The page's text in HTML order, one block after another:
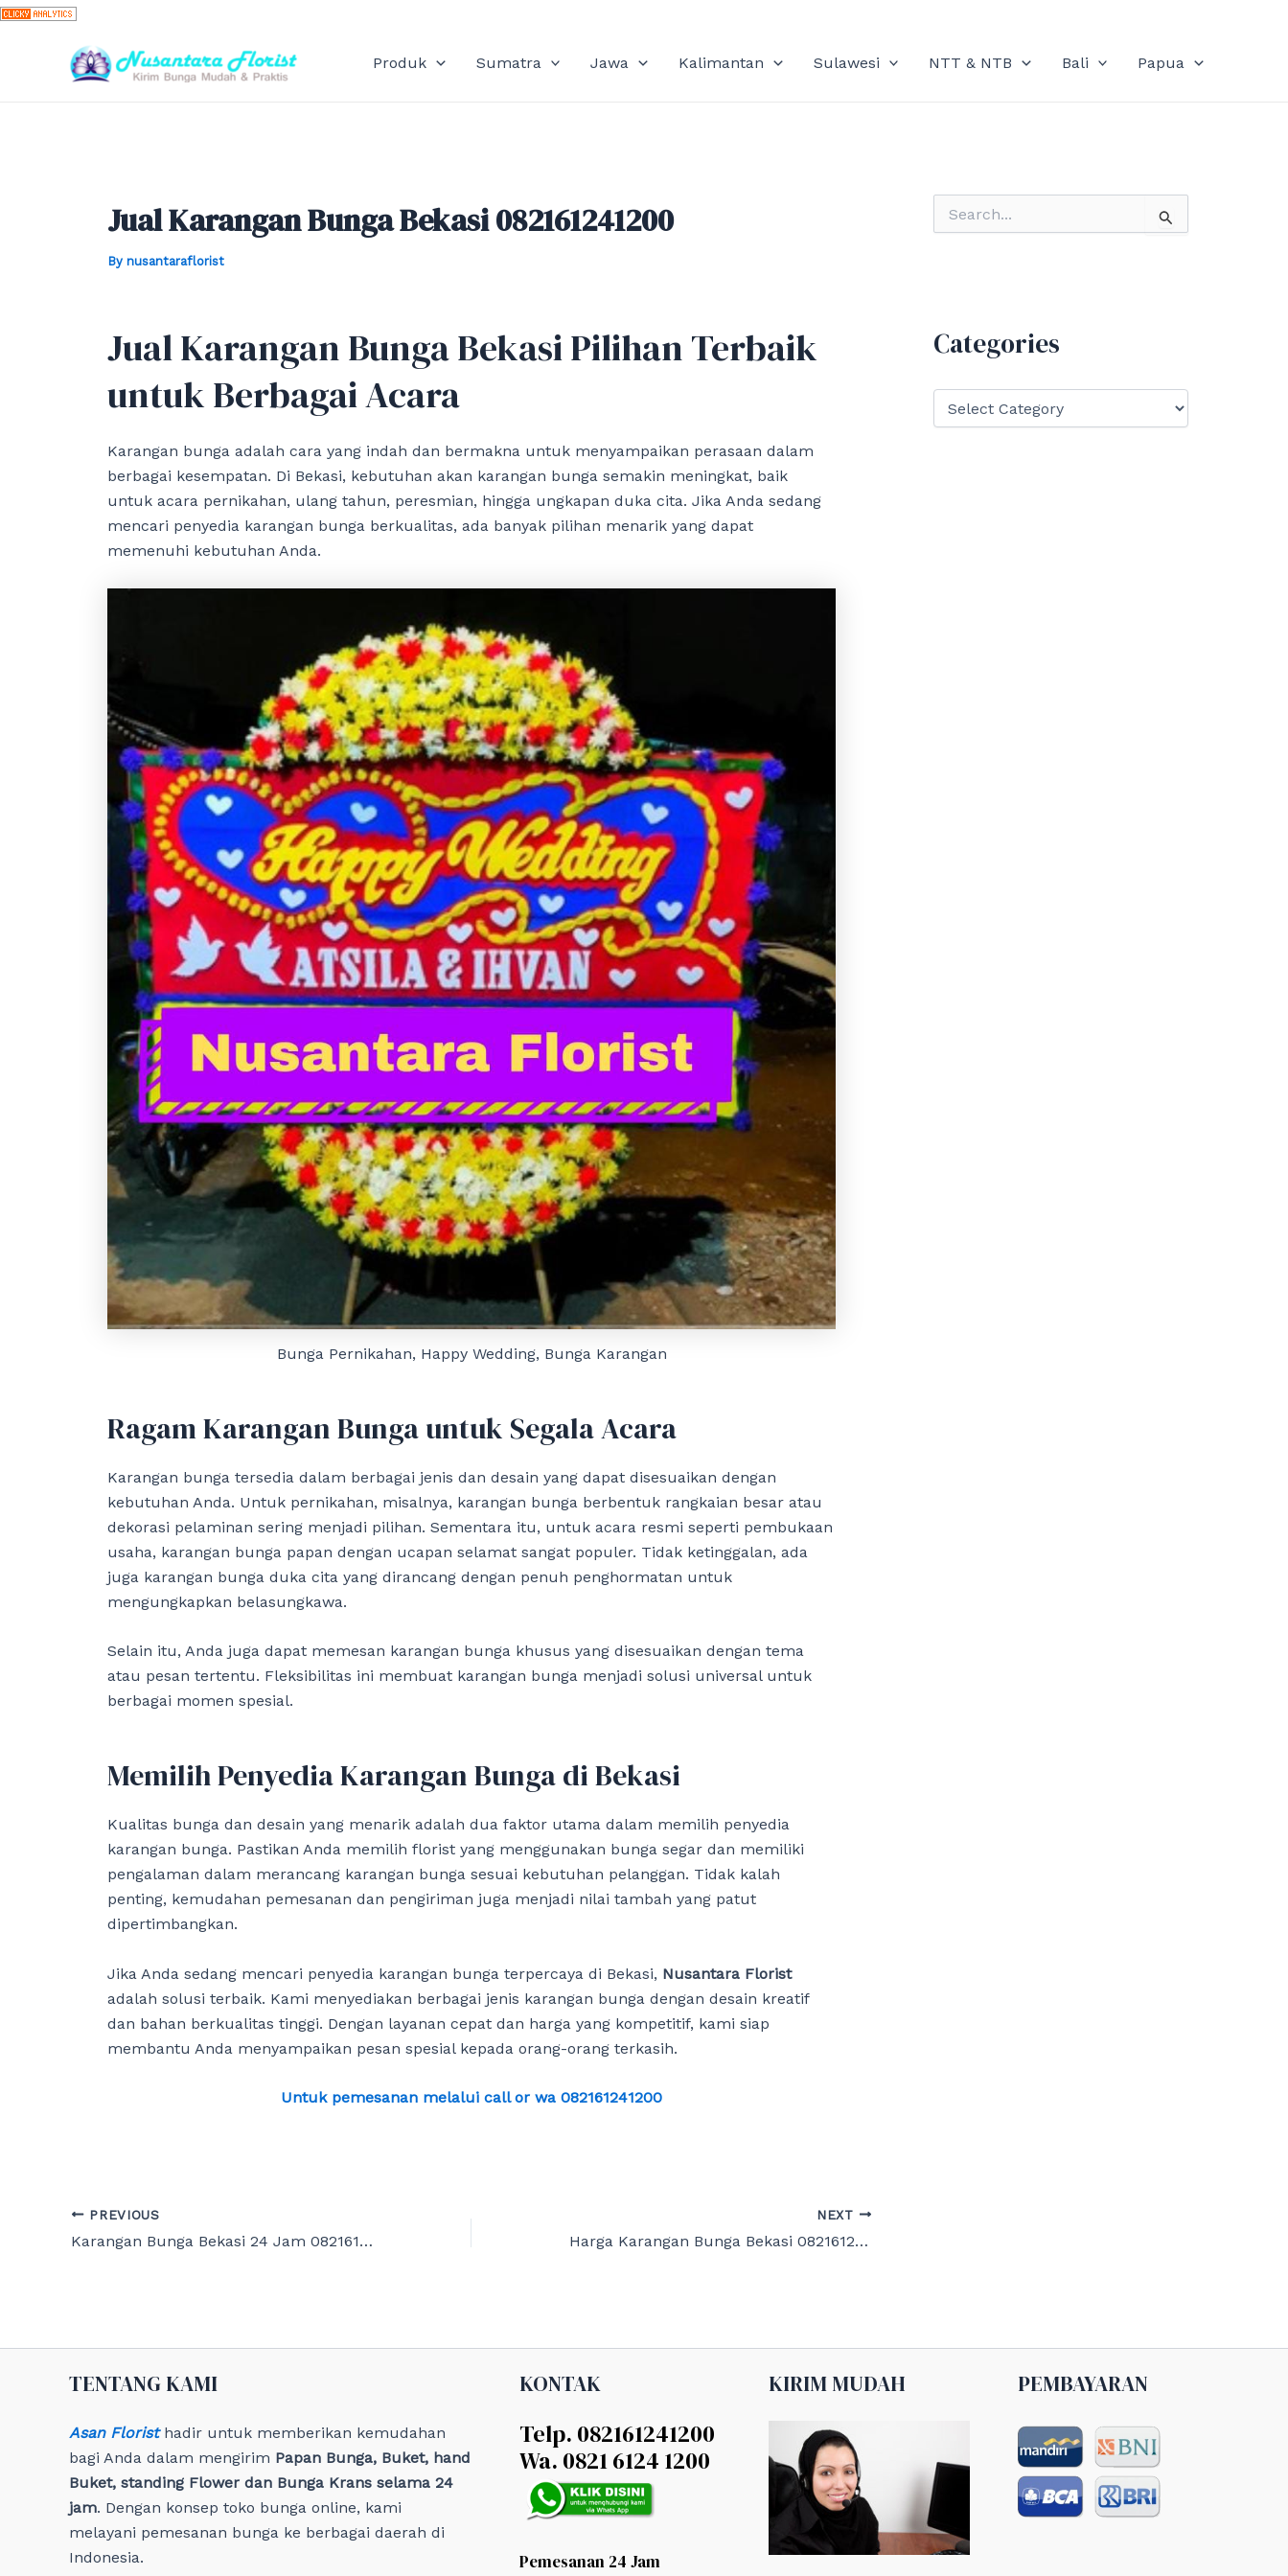
Skip
content
Produk Sumatra Jawa Kalimantan Sulawesi NTT & NTB Bali Papua
Jual Karangan Bunga Bekasi 082161241200
By nusantaraflorist
Jual Karangan Bunga Bekasi Pilihan Terbaik
untuk Berbagai Acara
Karangan bunga adalah cara yang indah dan bermakna untuk menyampaikan perasaan dalam
berbagai kesempatan. Di Bekasi, kebutuhan akan karangan bunga semakin meningkat, baik
untuk acara pernikahan, ulang tahun, peresmian, hingga ungkapan duka cita. Jika Anda sedang
mencari penyedia karangan bunga berkualitas, ada banyak pilihan menarik yang dapat
memenuhi kebutuhan Anda.
Bunga Pernikahan, Happy Wedding, Bunga Karangan
Ragam Karangan Bunga untuk Segala Acara
Karangan bunga tersedia dalam berbagai jenis dan desain yang dapat disesuaikan dengan
kebutuhan Anda. Untuk pernikahan, misalnya, karangan bunga berbentuk rangkaian besar atau
dekorasi pelaminan sering menjadi pilihan. Sementara itu, untuk acara resmi seperti pembukaan
usaha, karangan bunga papan dengan ucapan selamat sangat populer. Tidak ketinggalan, ada
juga karangan bunga duka cita yang dirancang dengan penuh penghormatan untuk
mengungkapkan belasungkawa.
Selain itu, Anda juga dapat memesan karangan bunga khusus yang disesuaikan dengan tema
atau pesan tertentu. Fleksibilitas ini membuat karangan bunga menjadi solusi universal untuk
berbagai momen spesial.
Memilih Penyedia Karangan Bunga di Bekasi
Kualitas bunga dan desain yang menarik adalah dua faktor utama dalam memilih penyedia
karangan bunga. Pastikan Anda memilih florist yang menggunakan bunga segar dan memiliki
pengalaman dalam merancang karangan bunga sesuai kebutuhan pelanggan. Tidak kalah
penting, kemudahan pemesanan dan pengiriman juga menjadi nilai tambah yang patut
dipertimbangkan.
Jika Anda sedang mencari penyedia karangan bunga terpercaya di Bekasi, Nusantara Florist
adalah solusi terbaik. Kami menyediakan berbagai jenis karangan bunga dengan desain kreatif
dan bahan berkualitas tinggi. Dengan layanan cepat dan harga yang kompetitif, kami siap
membantu Anda menyampaikan pesan spesial kepada orang-orang terkasih.
Untuk pemesanan melalui call or wa 082161241200
Post
navigation
PREVIOUS
Karangan Bunga Bekasi 24 Jam 082161241200
NEXT
Harga Karangan Bunga Bekasi 082161241200
o
Categories
TENTANG KAMI
Asan Floristhadir untuk memberikan kemudahan
bagi Anda dalam mengirim Papan Bunga, Buket, hand
Buket, standing Flower dan Bunga Krans selama 24
jam. Dengan konsep toko bunga online, kami
melayani pemesanan bunga ke berbagai daerah di
Indonesia.
KONTAK
Telp. 082161241200
Wa. 0821 6124 1200
Pemesanan 24 Jam
KIRIM MUDAH PEMBAYARAN